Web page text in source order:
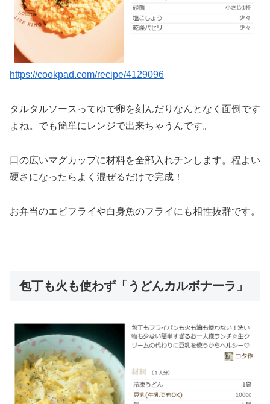
https://cookpad.com/recipe/4129096
タルタルソースってゆで卵を刻んだりなんとなく面倒です
よね。でも簡単にレンジで出来ちゃうんです。
口の広いマグカップに材料を全部入れチンします。程よい
硬さになったらよく混ぜるだけで完成！
お弁当のエビフライや白身魚のフライにも相性抜群です。
包丁も火も使わず「うどんカルボナーラ」